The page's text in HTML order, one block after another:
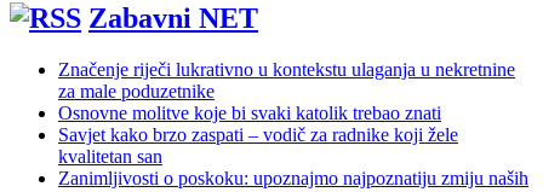
Zabavni NET
Značenje riječi lukrativno u kontekstu ulaganja u nekretnine
za male poduzetnike
Osnovne molitve koje bi svaki katolik trebao znati
Savjet kako brzo zaspati – vodič za radnike koji žele
kvalitetan san
Zanimljivosti o poskoku: upoznajmo najpoznatiju zmiju naših